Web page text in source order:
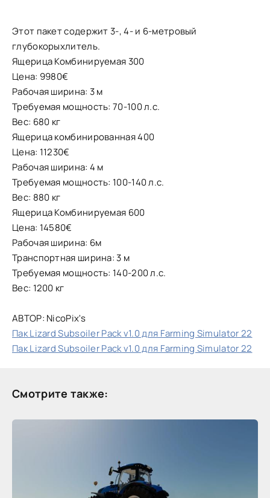
Этот пакет содержит 3-, 4- и 6-метровый
глубокорыхлитель.
Ящерица Комбинируемая 300
Цена: 9980€
Рабочая ширина: 3 м
Требуемая мощность: 70-100 л.с.
Вес: 680 кг
Ящерица комбинированная 400
Цена: 11230€
Рабочая ширина: 4 м
Требуемая мощность: 100-140 л.с.
Вес: 880 кг
Ящерица Комбинируемая 600
Цена: 14580€
Рабочая ширина: 6м
Транспортная ширина: 3 м
Требуемая мощность: 140-200 л.с.
Вес: 1200 кг
АВТОР: NicoPix's
Пак Lizard Subsoiler Pack v1.0 для Farming Simulator 22
Пак Lizard Subsoiler Pack v1.0 для Farming Simulator 22
Смотрите также: